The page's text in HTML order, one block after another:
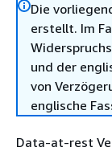
Die
erstellt. Im
und der
von
englische
Data-at-rest